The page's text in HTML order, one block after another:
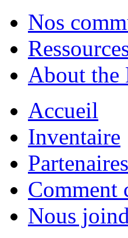
Nos
About the
Accueil
Inventaire
Partenaires
Comment
Nous